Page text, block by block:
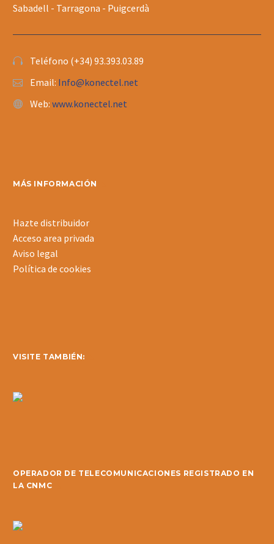
Sabadell - Tarragona - Puigcerdà
Teléfono (+34) 93.393.03.89
Email: Info@konectel.net
Web: www.konectel.net
MÁS INFORMACIÓN
Hazte distribuidor
Acceso area privada
Aviso legal
Política de cookies
VISITE TAMBIÉN:
OPERADOR DE TELECOMUNICACIONES REGISTRADO EN
LA CNMC